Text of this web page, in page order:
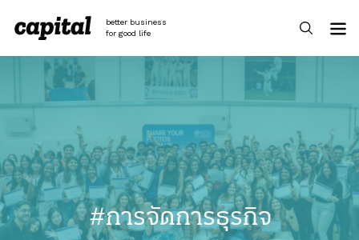
content
better business
for good life
#การจัดการธุรกิจ